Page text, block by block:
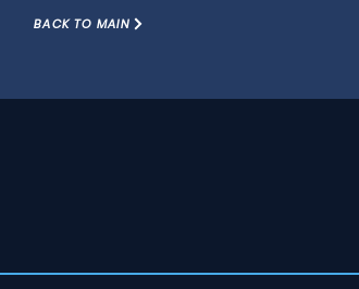
BACK TO MAIN